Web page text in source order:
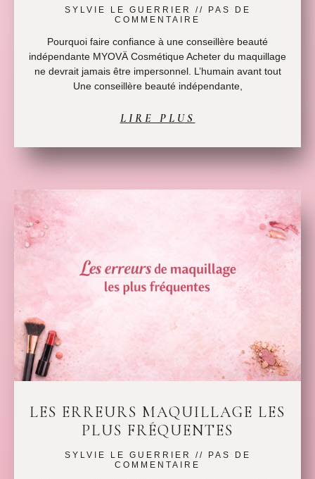
SYLVIE LE GUERRIER
PAS DE
COMMENTAIRE
Pourquoi faire confiance à une conseillère beauté
indépendante MYOVÄ Cosmétique Acheter du maquillage
ne devrait jamais être impersonnel. L’humain avant tout
Une conseillère beauté indépendante,
LIRE PLUS
LES ERREURS MAQUILLAGE LES
PLUS FRÉQUENTES
SYLVIE LE GUERRIER
PAS DE
COMMENTAIRE